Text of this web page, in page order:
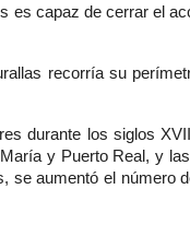
capaz de cerrar el
recorría su
durante los siglos
y Puerto Real, y
se aumentó el número